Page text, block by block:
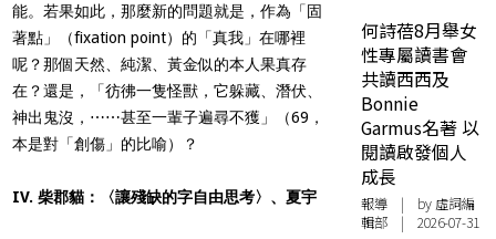
能。若果如此，那麼新的問題就是，作為「固
著點」（fixation point）的「真我」在哪裡
呢？那個天然、純潔、黃金似的本人果真存
在？還是，「彷彿一隻怪獸，它躲藏、潛伏、
神出鬼沒，⋯⋯甚至一輩子遍尋不獲」（69，
本是對「創傷」的比喻）？
IV. 柴郡貓：〈讓殘缺的字自由思考〉、夏宇
何詩蓓8月舉女
性專屬讀書會
共讀西西及
Bonnie
Garmus名著 以
閱讀啟發個人
成長
報導 | by 虛詞編
輯部 | 2026-07-31